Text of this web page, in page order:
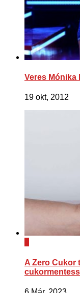
Veres Mónika
19 okt, 2012
A Zero Cukor